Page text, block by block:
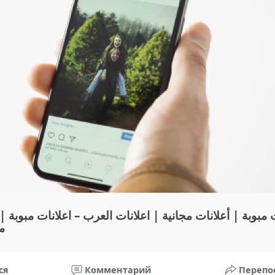
مبوبة | أعلانات مجانية | اعلانات العرب – اعلانات
Комментарий